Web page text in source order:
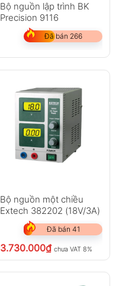
Bộ nguồn lập trình BK
Precision 9116
Đã bán 266
Bộ nguồn một chiều
Extech 382202 (18V/3A)
Đã bán 41
3.730.000₫ chưa VAT 8%